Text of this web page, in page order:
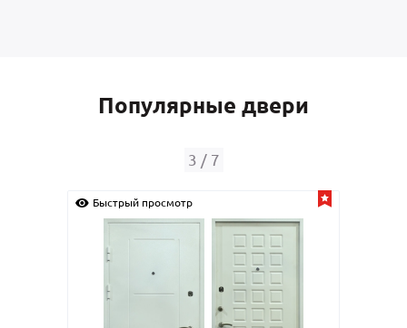
Популярные двери
4 / 7
Быстрый просмотр